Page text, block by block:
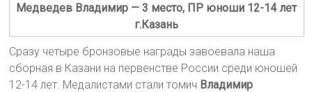
Медведев Владимир — 3 место, ПР юноши 12-14 лет
г.Казань
Сразу четыре бронзовые награды завоевала наша
сборная в Казани на первенстве России среди юношей
12-14 лет. Медалистами стали томич Владимир